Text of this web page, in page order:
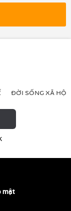
ĐỜI SỐNG XÃ HỘI
mật